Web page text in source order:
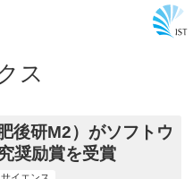
ス
後研M2）がソフトウ
奨励賞を受賞